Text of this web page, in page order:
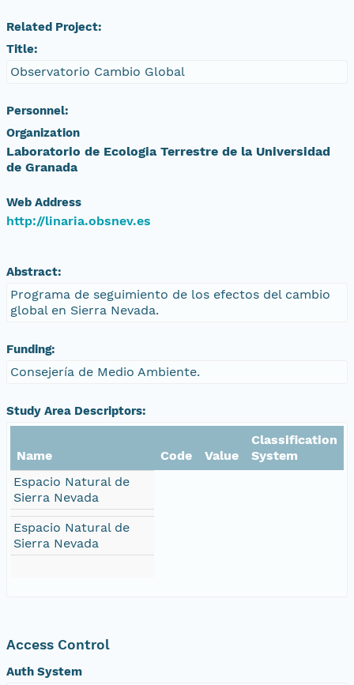
Related Project:
Title:
Observatorio Cambio Global
Personnel:
Organization
Laboratorio de Ecologia Terrestre de la Universidad
de Granada
Web Address
http://linaria.obsnev.es
Abstract:
Programa de seguimiento de los efectos del cambio
global en Sierra Nevada.
Funding:
Consejería de Medio Ambiente.
Study Area Descriptors:
Name Code Value
Classification
System
Espacio Natural de
Sierra Nevada
Espacio Natural de
Sierra Nevada
Access Control
Auth System